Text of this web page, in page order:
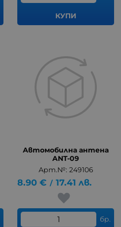
КУПИ
Автомобилна антена
ANT-09
Арт.№: 249106
8.90 € / 17.41 лв.
бр.